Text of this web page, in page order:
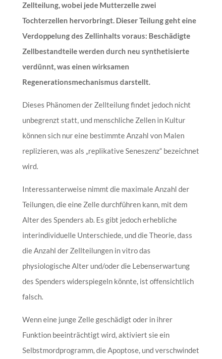
Zellteilung, wobei jede Mutterzelle zwei
Tochterzellen hervorbringt. Dieser Teilung geht eine
Verdoppelung des Zellinhalts voraus: Beschädigte
Zellbestandteile werden durch neu synthetisierte
verdünnt, was einen wirksamen
Regenerationsmechanismus darstellt.
Dieses Phänomen der Zellteilung findet jedoch nicht
unbegrenzt statt, und menschliche Zellen in Kultur
können sich nur eine bestimmte Anzahl von Malen
replizieren, was als „replikative Seneszenz“ bezeichnet
wird.
Interessanterweise nimmt die maximale Anzahl der
Teilungen, die eine Zelle durchführen kann, mit dem
Alter des Spenders ab. Es gibt jedoch erhebliche
interindividuelle Unterschiede, und die Theorie, dass
die Anzahl der Zellteilungen in vitro das
physiologische Alter und/oder die Lebenserwartung
des Spenders widerspiegeln könnte, ist offensichtlich
falsch.
Wenn eine junge Zelle geschädigt oder in ihrer
Funktion beeinträchtigt wird, aktiviert sie ein
Selbstmordprogramm, die Apoptose, und verschwindet